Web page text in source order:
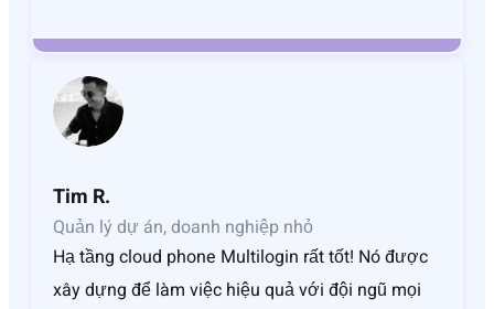
Tim R.
Quản lý dự án, doanh nghiệp nhỏ
Hạ tầng cloud phone Multilogin rất tốt! Nó được
xây dựng để làm việc hiệu quả với đội ngũ mọi